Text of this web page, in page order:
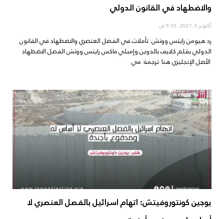
والاضطهاد في القانون الدولي
أكتوبر 5, 2021
رد هيومن رايتس ووتش: تأملات في الفصل العنصري والاضطهاد في القانون
الدولي بقلم كلايف بالدوين وإميلي ماكس رايتس ووتش الفصل الاضطهاد
الأصل الإنجليزي هنا ترجمة: مي
يوجين كونتوروفيتش: اتهام اسرائيل بالفصل العنصري لا